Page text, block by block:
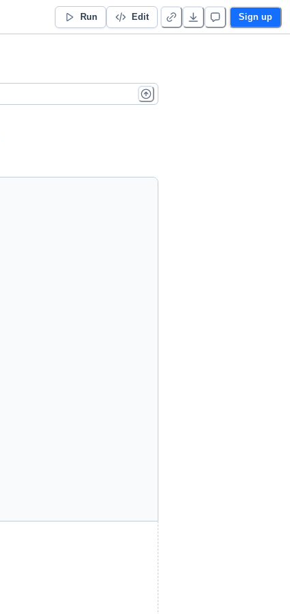
Run Edit Sign up